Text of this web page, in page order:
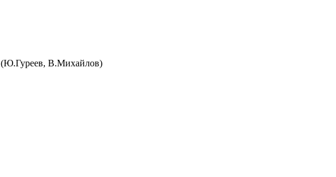
(Ю.Гуреев, В.Михайлов)